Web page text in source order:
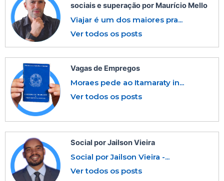
sociais e superação por Maurício Mello
Viajar é um dos maiores pra...
Ver todos os posts
Vagas de Empregos
Moraes pede ao Itamaraty in...
Ver todos os posts
Social por Jailson Vieira
Social por Jailson Vieira -...
Ver todos os posts